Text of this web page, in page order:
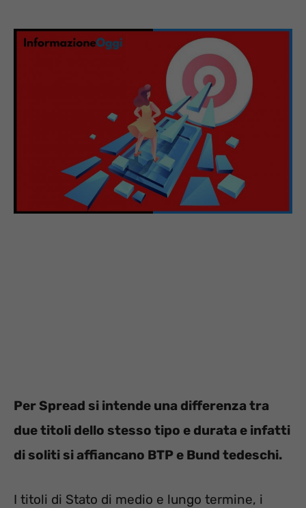
Per Spread si intende una differenza tra
due titoli dello stesso tipo e durata e infatti
di soliti si affiancano BTP e Bund tedeschi.
I titoli di Stato di medio e lungo termine, i